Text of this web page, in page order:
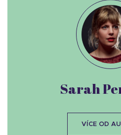
Sarah
VÍCE OD